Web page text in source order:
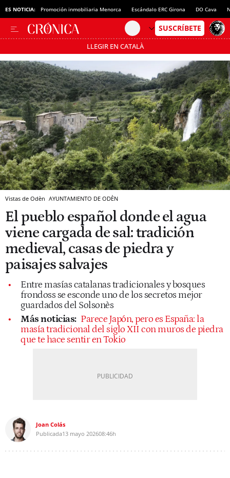
ES NOTICIA: Promoción inmobiliaria Menorca Escándalo ERC Girona DO Cava
LLEGIR EN CATALÀ
Pásate al MODO AHORRO
Vistas de Odèn AYUNTAMIENTO DE ODÈN
El pueblo español donde el agua
viene cargada de sal: tradición
medieval, casas de piedra y
paisajes salvajes
Entre masías catalanas tradicionales y bosques
frondoss se esconde uno de los secretos mejor
guardados del Solsonès
Más noticias: Parece Japón, pero es España: la
masía tradicional del siglo XII con muros de piedra
que te hace sentir en Tokio
Joan Colás
Publicada13 mayo 202608:46h